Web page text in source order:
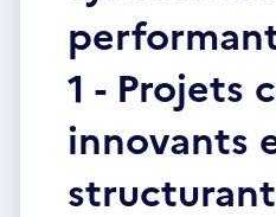
1 - Projets
innovants